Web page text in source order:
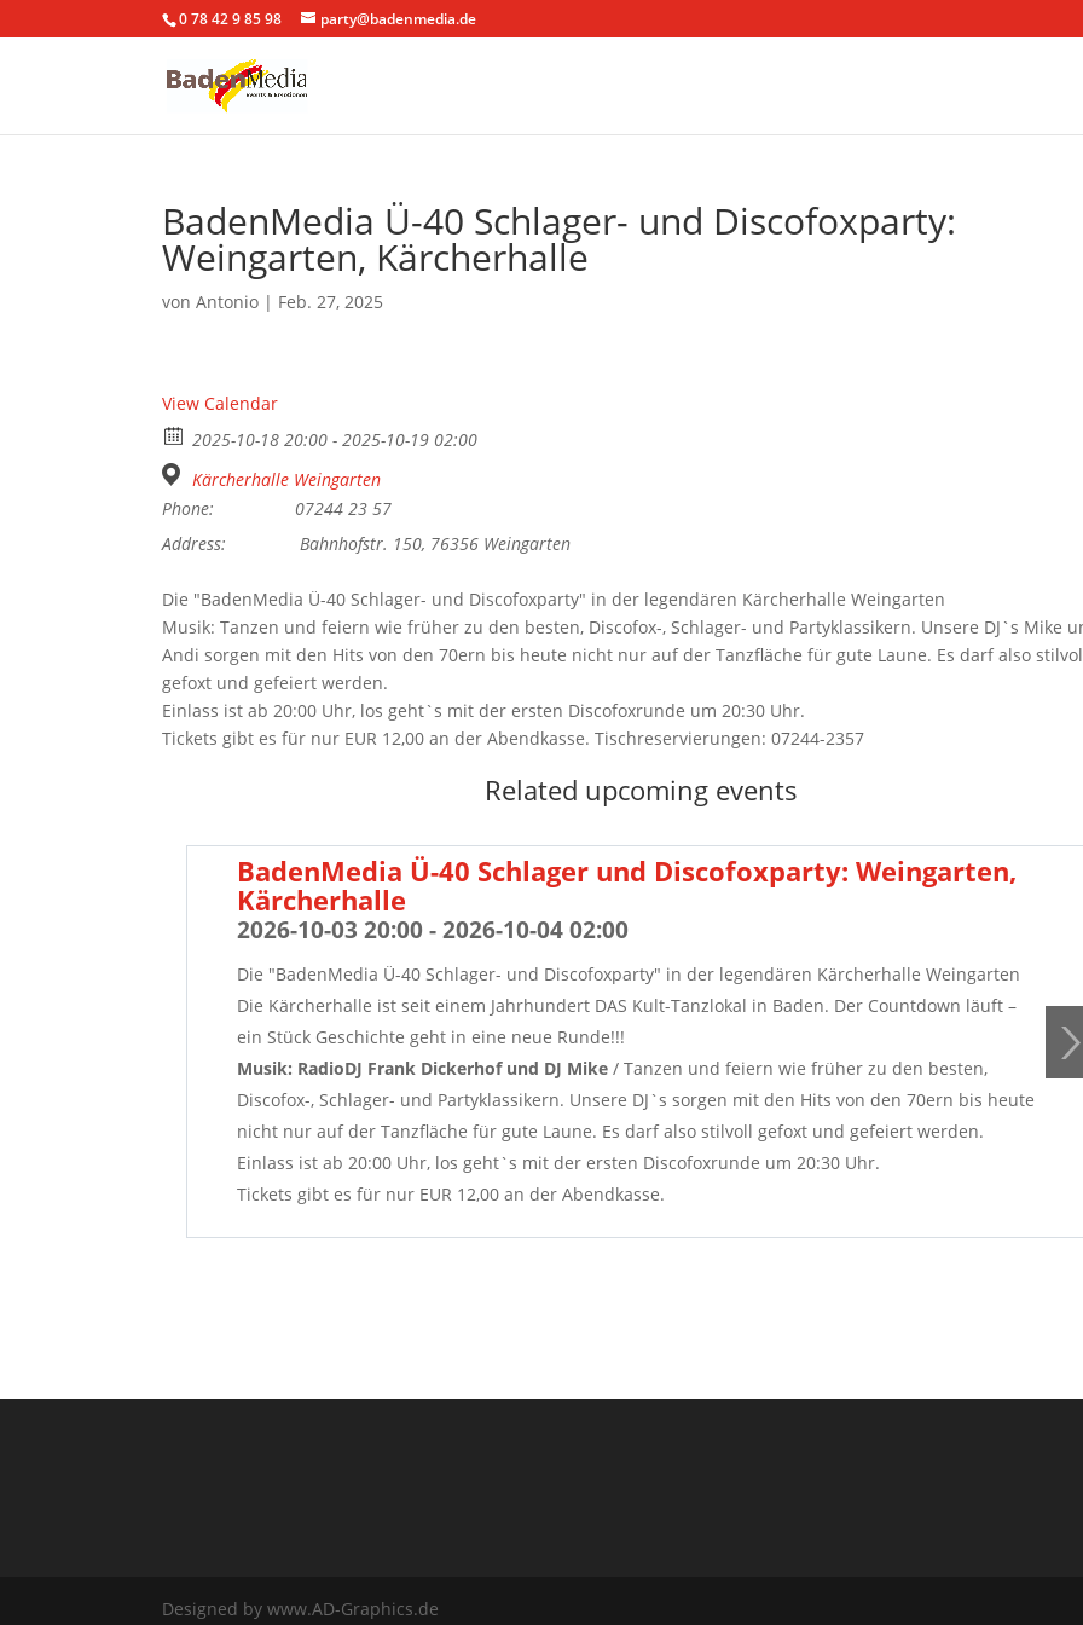
0 78 42 9 85 98 party@badenmedia.de
BadenMedia Ü-40 Schlager- und Discofoxparty:
Weingarten, Kärcherhalle
vonAntonio | Feb. 27, 2025
View Calendar
2025-10-18 20:00 - 2025-10-19 02:00
Kärcherhalle Weingarten
Phone:
07244 23 57
Address:
Bahnhofstr. 150, 76356 Weingarten
Die "BadenMedia Ü-40 Schlager- und Discofoxparty" in der legendären Kärcherhalle Weingarten
Musik: Tanzen und feiern wie früher zu den besten, Discofox-, Schlager- und Partyklassikern. Unsere DJ`s Mike
Andi sorgen mit den Hits von den 70ern bis heute nicht nur auf der Tanzfläche für gute Laune. Es darf also
gefoxt und gefeiert werden.
Einlass ist ab 20:00 Uhr, los geht`s mit der ersten Discofoxrunde um 20:30 Uhr.
Tickets gibt es für nur EUR 12,00 an der Abendkasse. Tischreservierungen: 07244-2357
Related upcoming events
BadenMedia Ü-40 Schlager und Discofoxparty: Weingarten,
Kärcherhalle
2026-10-03 20:00 - 2026-10-04 02:00
Die "BadenMedia Ü-40 Schlager- und Discofoxparty" in der legendären Kärcherhalle Weingarten
Die Kärcherhalle ist seit einem Jahrhundert DAS Kult-Tanzlokal in Baden. Der Countdown läuft –
ein Stück Geschichte geht in eine neue Runde!!!
Musik: RadioDJ Frank Dickerhof und DJ Mike/ Tanzen und feiern wie früher zu den besten,
Discofox-, Schlager- und Partyklassikern. Unsere DJ`s sorgen mit den Hits von den 70ern bis heute
nicht nur auf der Tanzfläche für gute Laune. Es darf also stilvoll gefoxt und gefeiert werden.
Einlass ist ab 20:00 Uhr, los geht`s mit der ersten Discofoxrunde um 20:30 Uhr.
Tickets gibt es für nur EUR 12,00 an der Abendkasse.
Designed by www.AD-Graphics.de